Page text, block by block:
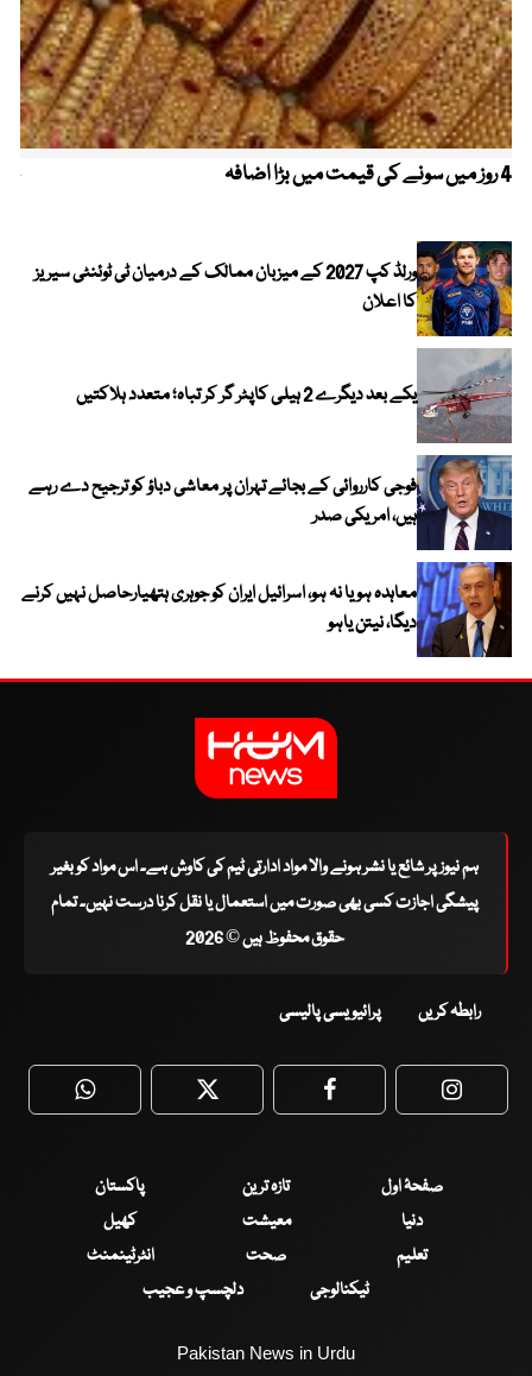
4 روز میں سونے کی قیمت میں بڑا اضافہ
ورلڈ کپ 2027 کے میزبان ممالک کے درمیان ٹی ٹوئنٹی سیریز
کا اعلان
یکے بعد دیگرے 2 ہیلی کاپٹر گر کر تباہ؛ متعدد ہلاکتیں
فوجی کارروائی کے بجائے تہران پر معاشی دباؤ کو ترجیح دے رہے
ہیں، امریکی صدر
معاہدہ ہو یا نہ ہو، اسرائیل ایران کو جوہری ہتھیارحاصل نہیں کرنے
دیگا، نیتن یاہو
ہم نیوز پر شائع یا نشر ہونے والا مواد ادارتی ٹیم کی کاوش ہے۔ اس مواد کو بغیر
پیشگی اجازت کسی بھی صورت میں استعمال یا نقل کرنا درست نہیں۔ تمام
حقوق محفوظ ہیں © 2026
رابطہ کریں پرائیویسی پالیسی
WhatsApp Twitter Facebook
صفحۂ اول تازہ ترین
پاکستان
دنیا
معیشت
کھیل
تعلیم
صحت
انٹرٹینمنٹ
ٹیکنالوجی
دلچسپ و عجیب
Pakistan News in Urdu